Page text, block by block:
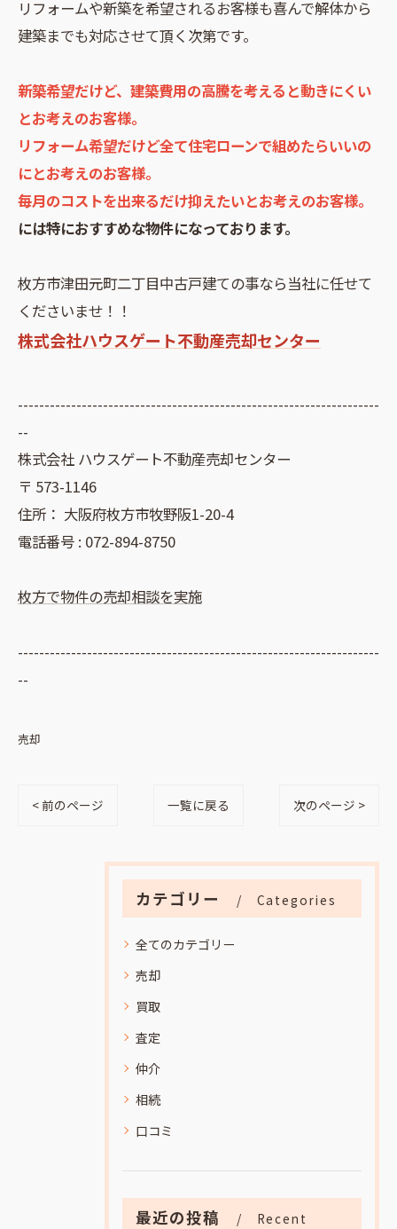
リフォームや新築を希望されるお客様も喜んで解体から
建築までも対応させて頂く次第です。
新築希望だけど、建築費用の高騰を考えると動きにくい
とお考えのお客様。
リフォーム希望だけど全て住宅ローンで組めたらいいの
にとお考えのお客様。
毎月のコストを出来るだけ抑えたいとお考えのお客様。
には特におすすめな物件になっております。
枚方市津田元町二丁目中古戸建ての事なら当社に任せて
くださいませ！！
株式会社ハウスゲート不動産売却センター
--------------------------------------------------------------------
--
株式会社 ハウスゲート不動産売却センター
〒 573-1146
住所： 大阪府枚方市牧野阪1-20-4
電話番号 : 072-894-8750
枚方で物件の売却相談を実施
--------------------------------------------------------------------
--
売却
< 前のページ 一覧に戻る 次のページ >
カテゴリー Categories
全てのカテゴリー
売却
買取
査定
仲介
相続
口コミ
最近の投稿
Recent